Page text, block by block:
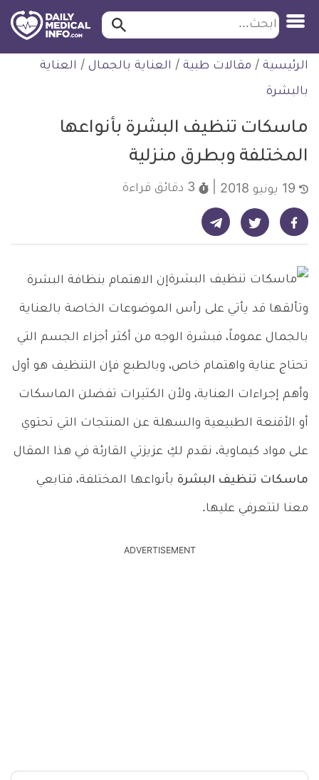
التخطي
للمحتوى
طبية
ابحث ابحث…
الرئيسية / مقالات طبية / العناية بالجمال / العناية
بالبشرة
ماسكات تنظيف البشرة بأنواعها
المختلفة وبطرق منزلية
3 دقائق قراءة
شارك على فيسبوك - ديلي ميديكال انفو شارك على تويتر - ديلي ميديكال انفو شارك على تيليجرام - ديلي ميديكال انفو
إن الاهتمام بنظافة البشرة
وتألقها قد يأتي على رأس الموضوعات الخاصة بالعناية
بالجمال عموماً، فبشرة الوجه من أكثر أجزاء الجسم التي
تحتاج عناية واهتمام خاص، وبالطبع فإن التنظيف هو أول
وأهم إجراءات العناية، ولأن الكثيرات تفضلن الماسكات
أو الأقنعة الطبيعية والسهلة عن المنتجات التي تحتوي
على مواد كيماوية، نقدم لكِ عزيزتي القارئة في هذا المقال
ماسكات تنظيف البشرة بأنواعها المختلفة، فتابعي
معنا لتتعرفي عليها.
ADVERTISEMENT